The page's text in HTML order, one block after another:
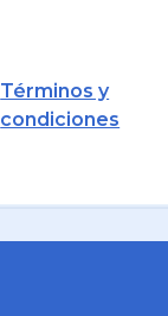
Términos y
condiciones